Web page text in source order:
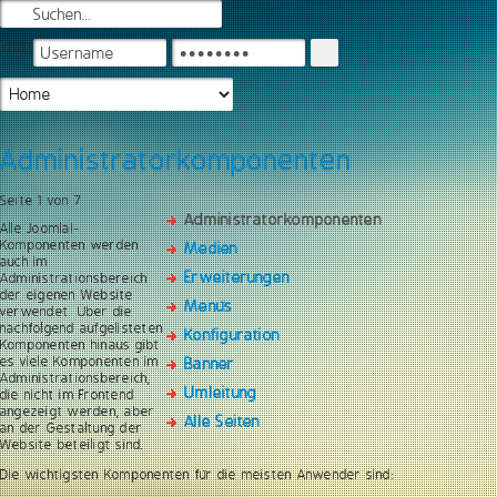
Login
Administratorkomponenten
Administratorkomponenten
Medien
Erweiterungen
Menüs
Konfiguration
Banner
Umleitung
Alle Seiten
Seite 1 von 7
Alle Joomla!-
Komponenten werden
auch im
Administrationsbereich
der eigenen Website
verwendet. Über die
nachfolgend aufgelisteten
Komponenten hinaus gibt
es viele Komponenten im
Administrationsbereich,
die nicht im Frontend
angezeigt werden, aber
an der Gestaltung der
Website beteiligt sind.
Die wichtigsten Komponenten für die meisten Anwender sind: